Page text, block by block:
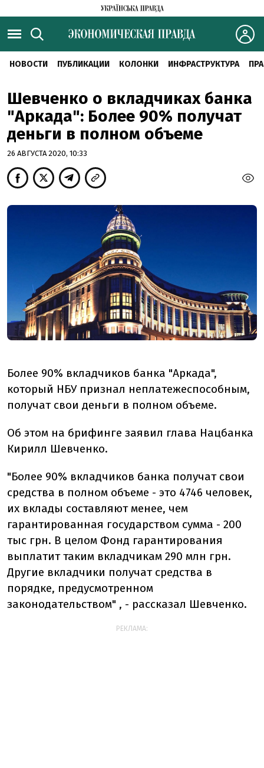
НОВОСТИ ПУБЛИКАЦИИ КОЛОНКИ ИНФРАСТРУКТУРА
Шевченко о вкладчиках банка
"Аркада": Более 90% получат
деньги в полном объеме
26 АВГУСТА 2020, 10:33
Более 90% вкладчиков банка "Аркада",
который НБУ признал неплатежеспособным,
получат свои деньги в полном объеме.
Об этом на брифинге заявил глава Нацбанка
Кирилл Шевченко.
"Более 90% вкладчиков банка получат свои
средства в полном объеме - это 4746 человек,
их вклады составляют менее, чем
гарантированная государством сумма - 200
тыс грн. В целом Фонд гарантирования
выплатит таким вкладчикам 290 млн грн.
Другие вкладчики получат средства в
порядке, предусмотренном
законодательством" , - рассказал Шевченко.
РЕКЛАМА: